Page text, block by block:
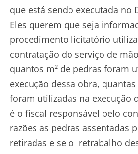
que está sendo executada no
Eles querem que seja
procedimento licitatório
contratação do serviço de
quantos m² de pedras foram
execução dessa obra,
foram utilizadas na execução
é o fiscal responsável pelo
razões as pedras assentadas
retiradas e se o retrabalho